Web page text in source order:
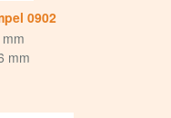
0902
mm